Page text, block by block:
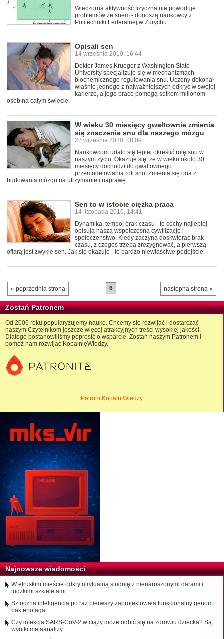
Wieczorna aktywność fizyczna nie powoduje
problemów ze snem - donoszą naukowcy z
Politechniki Federalnej w Zurychu.
Opisali sen
14 września 2010, 16:44
Doktor James Krueger z Washington State
University specjalizuje się w mechanizmach
biochemicznego regulowania snu. Uczony dokonał
właśnie jednego z najważniejszych odkryć w swojej
karierze, a jego prace pomogą setkom milionom
osób na całym świecie.
W wieku 30 miesięcy gwałtownie zmienia
się znaczenie snu dla naszego mózgu
22 września 2020, 08:09
Naukowcom udało się lepiej określić rolę snu w
naszym życiu. Okazuje się, że w wieku około 30
miesięcy dochodzi do gwałtownego
przemodelowania roli snu. Zmienia się ona z
budowania mózgu na utrzymanie i naprawę.
Sen to w istocie ciężka praca
14 listopada 2010, 14:41
Dynamika, tempo, brak czasu - te cechy najlepiej
opisują naszą współczesną cywilizację i
społeczeństwo. Kiedy zaczyna doskwierać brak
czasu, z czegoś trzeba zrezygnować, a pierwszą
ofiarą jest zwykle sen. Jak się okazuje - to bardzo niewłaściwe podejście.
« poprzednia strona następna strona »
6
Zostań Patronem
Od 2006 roku popularyzujemy naukę. Chcemy się rozwijać i dostarczać
naszym Czytelnikom jeszcze więcej atrakcyjnych treści wysokiej jakości.
Dlatego postanowiliśmy poprosić o wsparcie. Zostań naszym Patronem i
pomóż nam rozwijać KopalnięWiedzy.
Patroni KopalniWiedzy
Najnowsze wiadomości
W etruskim mieście odkryto rytualną studnię z nienaruszonymi darami i
ludzkimi szkieletami
Sztuczna inteligencja po raz pierwszy zaprojektowała funkcjonalny genom
bakteriofaga
Czy infekcja SARS-CoV-2 w ciąży może odbić się na zdrowiu dziecka? Są
wyniki metaanalizy